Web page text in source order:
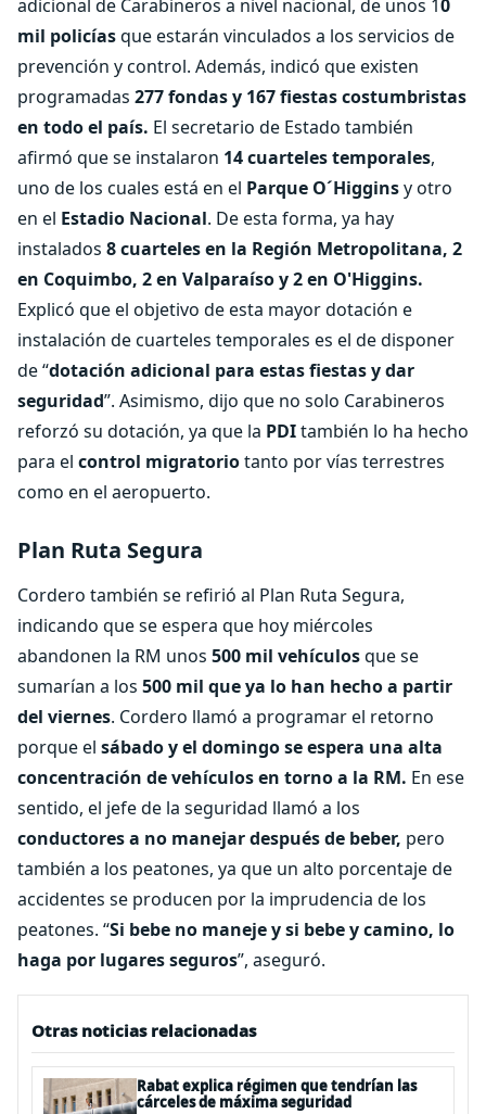
adicional de Carabineros a nivel nacional, de unos 10
mil policíasque estarán vinculados a los servicios de
prevención y control. Además, indicó que existen
programadas 277 fondas y 167 fiestas costumbristas
en todo el país. El secretario de Estado también
afirmó que se instalaron 14 cuarteles temporales,
uno de los cuales está en el Parque O´Higginsy otro
en el Estadio Nacional. De esta forma, ya hay
instalados 8 cuarteles en la Región Metropolitana, 2
en Coquimbo, 2 en Valparaíso y 2 en O'Higgins.
Explicó que el objetivo de esta mayor dotación e
instalación de cuarteles temporales es el de disponer
de “dotación adicional para estas fiestas y dar
seguridad”. Asimismo, dijo que no solo Carabineros
reforzó su dotación, ya que la PDItambién lo ha hecho
para el control migratoriotanto por vías terrestres
como en el aeropuerto.
Plan Ruta Segura
Cordero también se refirió al Plan Ruta Segura,
indicando que se espera que hoy miércoles
abandonen la RM unos 500 mil vehículosque se
sumarían a los 500 mil que ya lo han hecho a partir
del viernes. Cordero llamó a programar el retorno
porque el sábado y el domingo se espera una alta
concentración de vehículos en torno a la RM. En ese
sentido, el jefe de la seguridad llamó a los
conductores a no manejar después de beber, pero
también a los peatones, ya que un alto porcentaje de
accidentes se producen por la imprudencia de los
peatones. “Si bebe no maneje y si bebe y camino, lo
haga por lugares seguros”, aseguró.
Otras noticias relacionadas
Rabat explica régimen que tendrían las
cárceles de máxima seguridad